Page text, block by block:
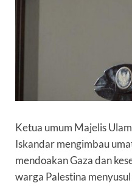
Ketua umum Majelis
Iskandar mengimbau
mendoakan Gaza dan
warga Palestina